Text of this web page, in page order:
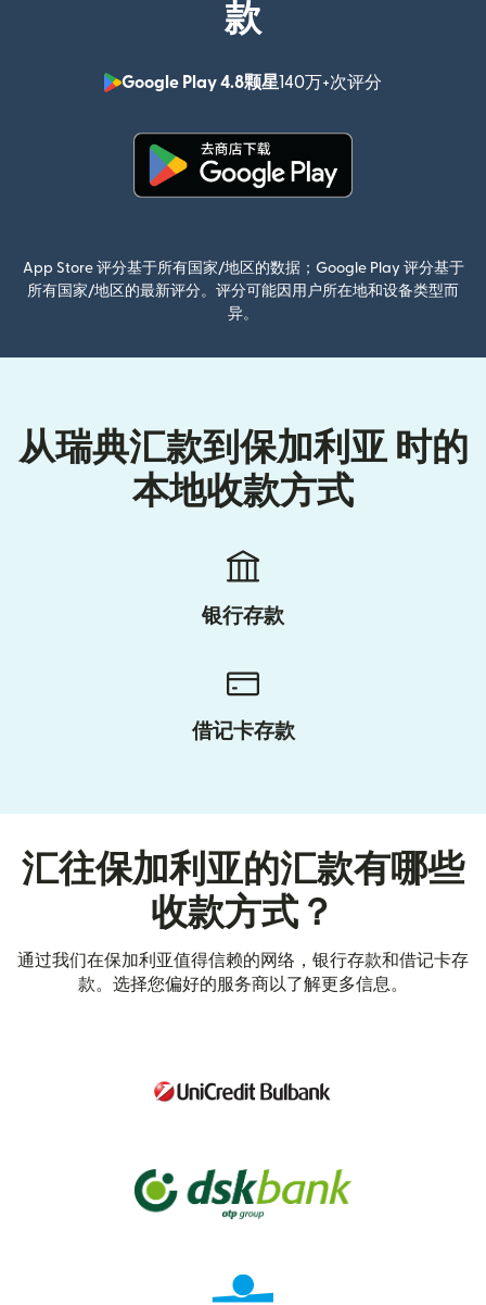
款
Google Play 4.8颗星140万+次评分
App Store 评分基于所有国家/地区的数据；Google Play 评分基于
所有国家/地区的最新评分。评分可能因用户所在地和设备类型而
异。
从瑞典汇款到保加利亚 时的
本地收款方式
银行存款
借记卡存款
汇往保加利亚的汇款有哪些
收款方式？
通过我们在保加利亚值得信赖的网络，银行存款和借记卡存
款。选择您偏好的服务商以了解更多信息。